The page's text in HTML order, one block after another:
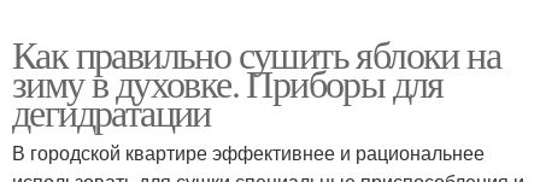
Как правильно сушить яблоки на
зиму в духовке. Приборы для
дегидратации
В городской квартире эффективнее и рациональнее